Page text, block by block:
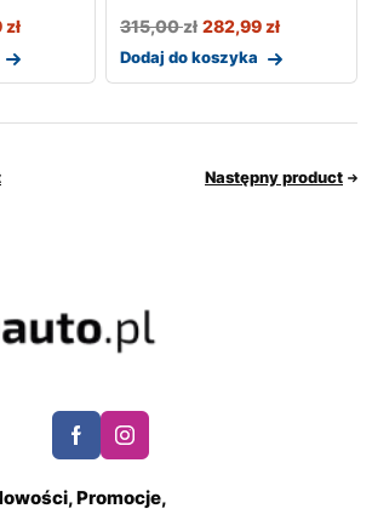
zł 315,00zł 282,99zł
Dodaj do koszyka
Następny product
Promocje,